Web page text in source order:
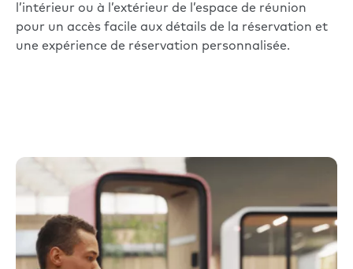
l’intérieur ou à l’extérieur de l’espace de réunion
pour un accès facile aux détails de la réservation et
une expérience de réservation personnalisée.